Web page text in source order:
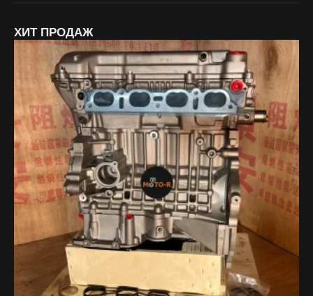
ХИТ ПРОДАЖ